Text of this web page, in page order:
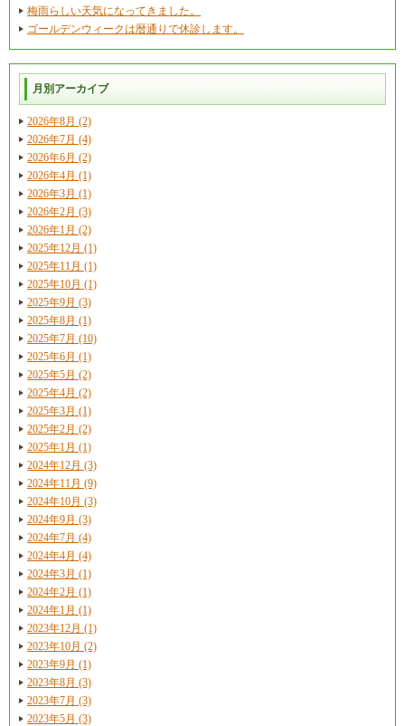
梅雨らしい天気になってきました。
ゴールデンウィークは暦通りで休診します。
月別アーカイブ
2026年8月 (2)
2026年7月 (4)
2026年6月 (2)
2026年4月 (1)
2026年3月 (1)
2026年2月 (3)
2026年1月 (2)
2025年12月 (1)
2025年11月 (1)
2025年10月 (1)
2025年9月 (3)
2025年8月 (1)
2025年7月 (10)
2025年6月 (1)
2025年5月 (2)
2025年4月 (2)
2025年3月 (1)
2025年2月 (2)
2025年1月 (1)
2024年12月 (3)
2024年11月 (9)
2024年10月 (3)
2024年9月 (3)
2024年7月 (4)
2024年4月 (4)
2024年3月 (1)
2024年2月 (1)
2024年1月 (1)
2023年12月 (1)
2023年10月 (2)
2023年9月 (1)
2023年8月 (3)
2023年7月 (3)
2023年5月 (3)